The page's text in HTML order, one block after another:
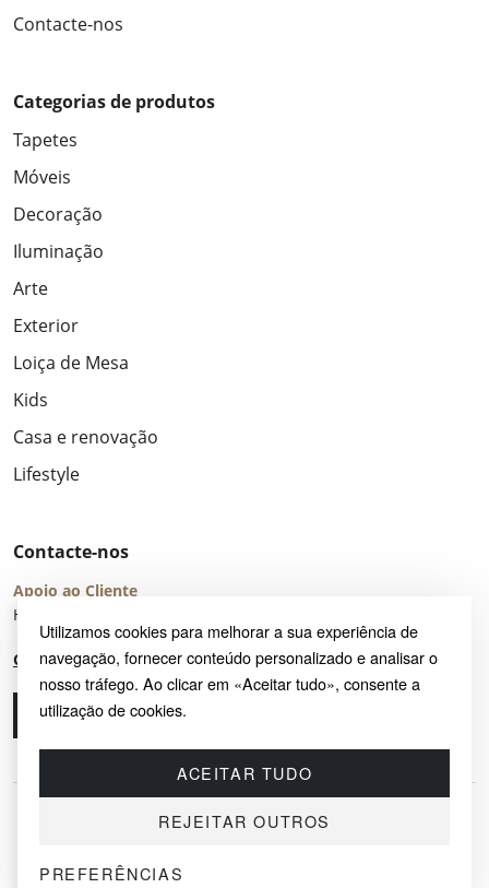
Utilizamos cookies para melhorar a sua experiência de
navegação, fornecer conteúdo personalizado e analisar o
nosso tráfego. Ao clicar em «Aceitar tudo», consente a
utilização de cookies.
ACEITAR TUDO
REJEITAR OUTROS
PREFERÊNCIAS
Contacte-nos
Categorias de produtos
Tapetes
Móveis
Decoração
Iluminação
Arte
Exterior
Loiça de Mesa
Kids
Casa e renovação
Lifestyle
Contacte-nos
Apoio ao Cliente
Horário de Atendimento: seg – sex 8:00 – 16:00 (UTC+2)
Centro de Ajuda
Ligue-nos
© 2026 SAYRUG OÜ · KESKLINNA LINNAOSA, AHTRI TN 12, 10151, TALLINN,